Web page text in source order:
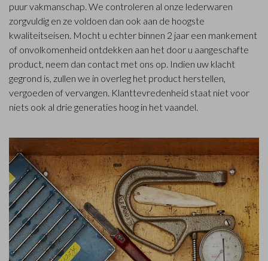
puur vakmanschap. We controleren al onze lederwaren
zorgvuldig en ze voldoen dan ook aan de hoogste
kwaliteitseisen. Mocht u echter binnen 2 jaar een mankement
of onvolkomenheid ontdekken aan het door u aangeschafte
product, neem dan contact met ons op. Indien uw klacht
gegrond is, zullen we in overleg het product herstellen,
vergoeden of vervangen. Klanttevredenheid staat niet voor
niets ook al drie generaties hoog in het vaandel.